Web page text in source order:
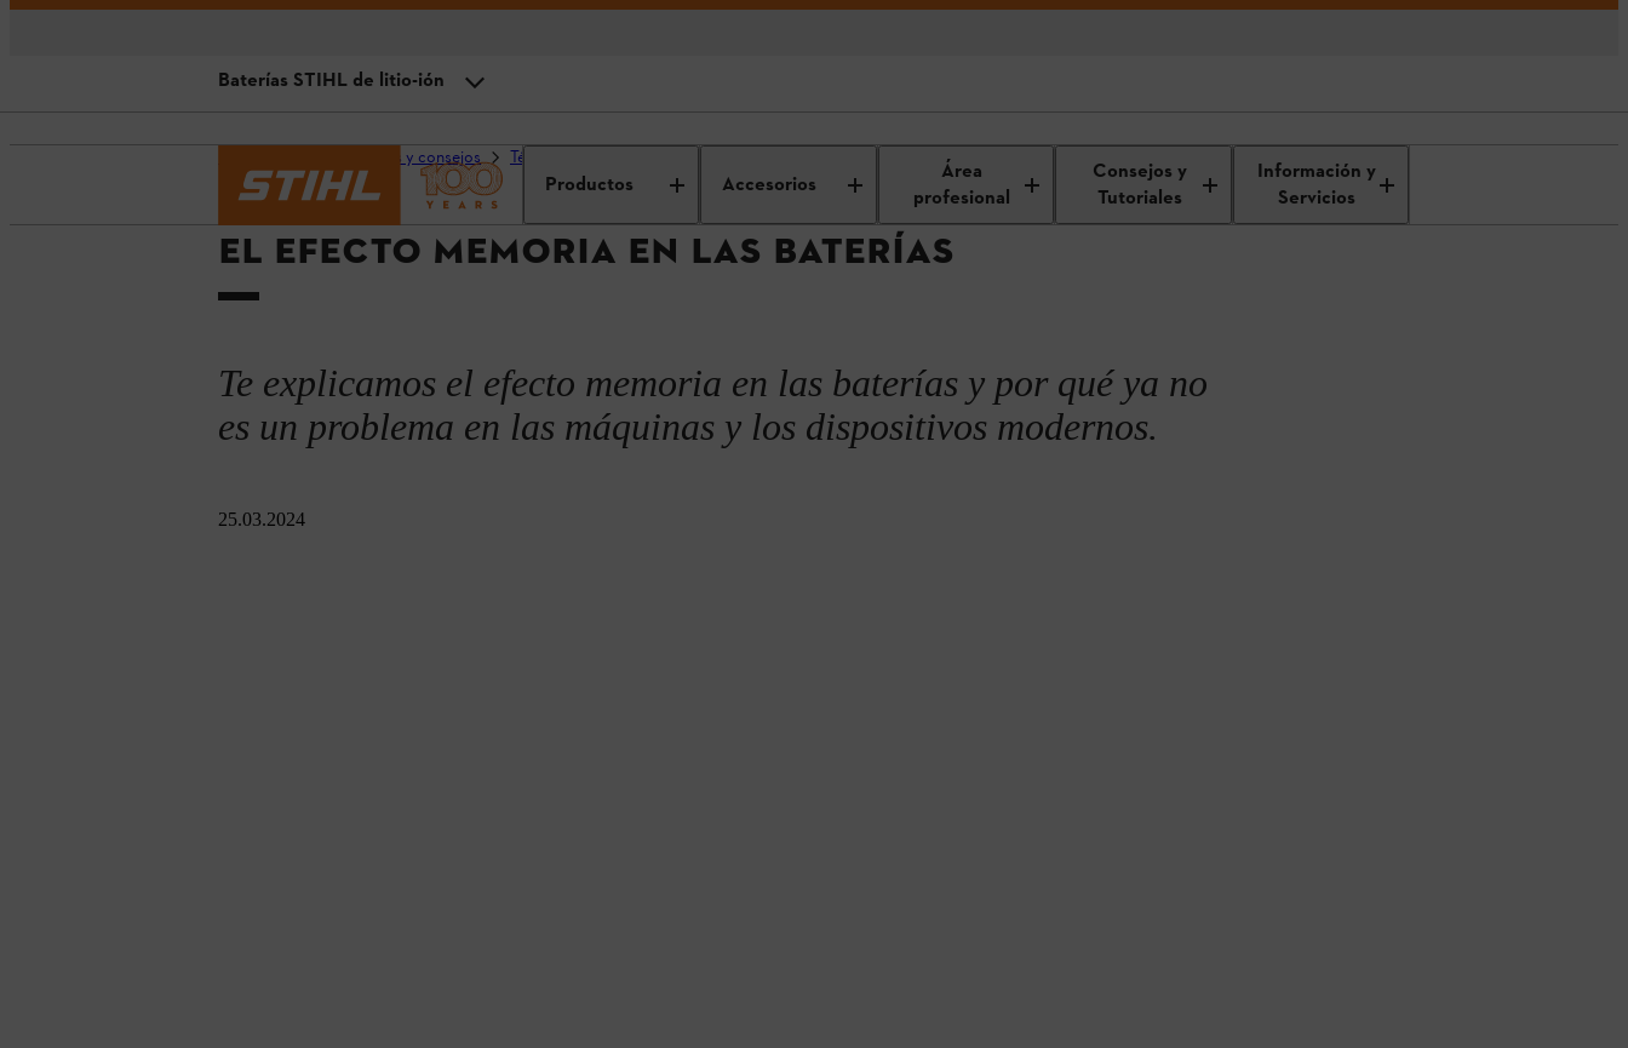
Productos Accesorios
Área
profesional
Consejos y
Tutoriales
Información y
Servicios
Guías y consejos Técnica de trabajo y mantenimiento de las máquinas Mantenimiento de las baterías Efecto memoria en baterías
EL EFECTO MEMORIA EN LAS BATERÍAS
Te explicamos el efecto memoria en las baterías y por qué ya no
es un problema en las máquinas y los dispositivos modernos.
25.03.2024
Baterías STIHL de litio-ión
Efecto memoria en baterías
¿Qué baterías sufren el efecto memoria?
Baterías STIHL de litio-ión